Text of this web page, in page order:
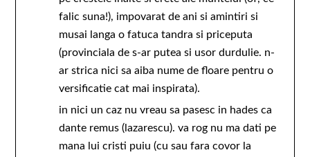
falic suna!), impovarat de ani si amintiri si
musai langa o fatuca tandra si priceputa
(provinciala de s-ar putea si usor durdulie. n-
ar strica nici sa aiba nume de floare pentru o
versificatie cat mai inspirata).
in nici un caz nu vreau sa pasesc in hades ca
dante remus (lazarescu). va rog nu ma dati pe
mana lui cristi puiu (cu sau fara covor la